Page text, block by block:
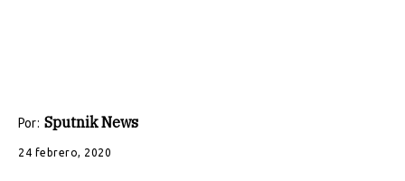
Por: Sputnik News
24 febrero, 2020